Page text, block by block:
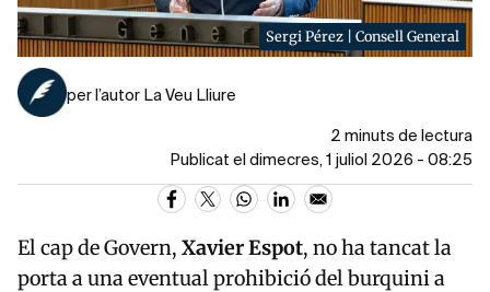
Sergi Pérez | Consell General
per l’autor La Veu Lliure
2 minuts de lectura
Publicat el dimecres, 1 juliol 2026 - 08:25
El cap de Govern, XavierEspot, no ha tancat la
porta a una eventual prohibició del burquini a